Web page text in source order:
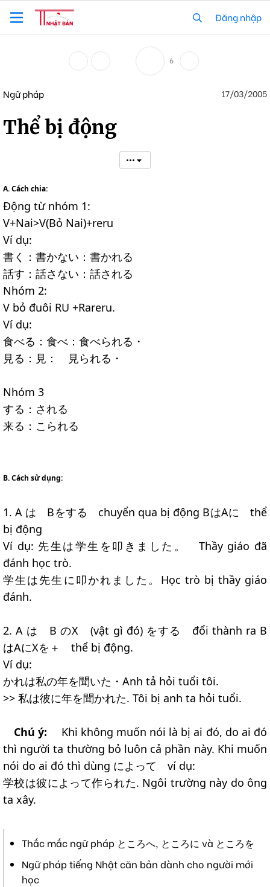
Đăng nhập
6
Ngữ pháp 17/03/2005
Thể bị động
•••
A. Cách chia:
Động từ nhóm 1:
V+Nai>V(Bỏ Nai)+reru
Ví dụ:
書く：書かない：書かれる
話す：話さない：話される
Nhóm 2:
V bỏ đuôi RU +Rareru.
Ví dụ:
食べる：食べ：食べられる・
見る：見： 見られる・
Nhóm 3
する：される
来る：こられる
B. Cách sử dụng:
1. A は Bをする chuyển qua bị động BはAに thể
bị động
Ví dụ: 先生は学生を叩きました。 Thầy giáo đã
đánh học trò.
学生は先生に叩かれました。Học trò bị thầy giáo
đánh.
2. A は B のX (vật gì đó) をする đổi thành ra B
はAにXを＋ thể bị động.
Ví dụ:
かれは私の年を聞いた・Anh tả hỏi tuổi tôi.
>> 私は彼に年を聞かれた. Tôi bị anh ta hỏi tuổi.
Chú ý:
Khi không muốn nói là bị ai đó, do ai đó
thì người ta thường bỏ luôn cả phần này. Khi muốn
nói do ai đó thì dùng によって ví dụ:
学校は彼によって作られた. Ngôi trường này do ông
ta xây.
Thắc mắc ngữ pháp ところへ, ところに và ところを
Ngữ pháp tiếng Nhật căn bản dành cho người mới
học